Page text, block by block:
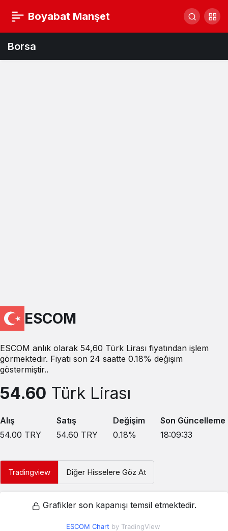
Boyabat Manşet
Borsa
ESCOM
ESCOM anlık olarak 54,60 Türk Lirası fiyatından işlem
görmektedir. Fiyatı son 24 saatte 0.18% değişim
göstermiştir..
54.60 Türk Lirası
Alış
54.00 TRY
Satış
54.60 TRY
Değişim
0.18%
Son Güncelleme
18:09:33
Tradingview Diğer Hisselere Göz At
Grafikler son kapanışı temsil etmektedir.
ESCOM Chart by TradingView